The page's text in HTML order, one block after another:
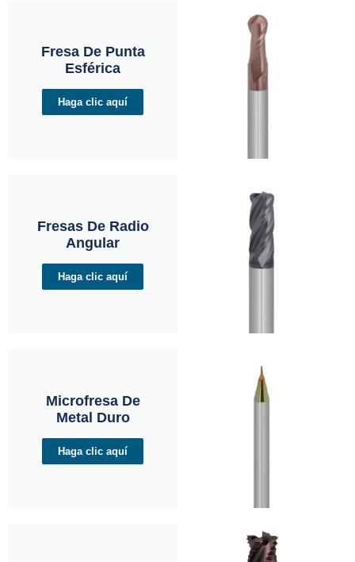
Fresa De Punta
Esférica
Haga clic aquí
Fresas De Radio
Angular
Haga clic aquí
Microfresa De
Metal Duro
Haga clic aquí